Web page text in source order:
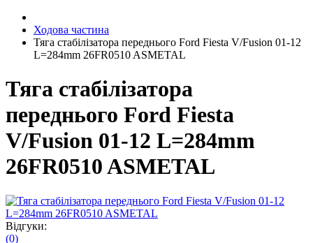
Ходова частина
Тяга стабілізатора переднього Ford Fiesta V/Fusion 01-12
L=284mm 26FR0510 ASMETAL
Тяга стабілізатора
переднього Ford Fiesta
V/Fusion 01-12 L=284mm
26FR0510 ASMETAL
Відгуки:
(0)